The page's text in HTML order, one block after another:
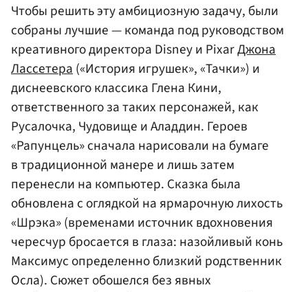
Чтобы решить эту амбициозную задачу, были
собраны лучшие — команда под руководством
креативного директора Disney и PixarДжона
Лассетера(«История игрушек», «Тачки») и
диснеевского классика Глена Кини,
ответственного за таких персонажей, как
Русалочка, Чудовище и Аладдин. Героев
«Рапунцель» сначала нарисовали на бумаге
в традиционной манере и лишь затем
перенесли на компьютер. Сказка была
обновлена с оглядкой на ярмарочную лихость
«Шрэка» (временами источник вдохновения
чересчур бросается в глаза: назойливый конь
Максимус определенно близкий родственник
Осла). Сюжет обошелся без явных